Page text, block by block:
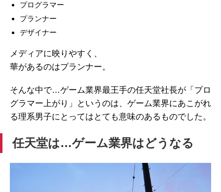
プログラマー
プランナー
デザイナー
メディアに映りやすく、
華があるのはプランナー。
そんな中で…ゲーム業界最王手の任天堂社長が「プロ
グラマー上がり」というのは、ゲーム業界にあこがれ
る理系男子にとってはとても意味のあるものでした。
任天堂は…ゲーム業界はどうなる